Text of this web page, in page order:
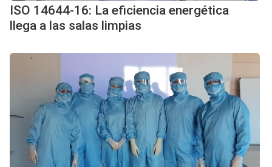
ISO 14644-16: La eficiencia energética
llega a las salas limpias